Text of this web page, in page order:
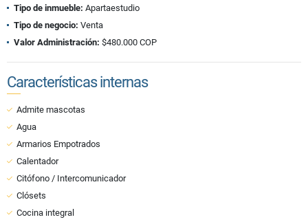
Tipo de inmueble: Apartaestudio
Tipo de negocio: Venta
Valor Administración: $480.000 COP
Características internas
Admite mascotas
Agua
Armarios Empotrados
Calentador
Citófono / Intercomunicador
Clósets
Cocina integral